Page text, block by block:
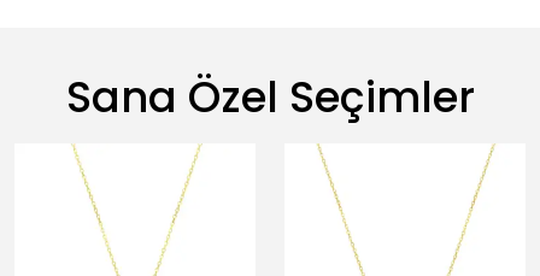
Sana Özel Seçimler